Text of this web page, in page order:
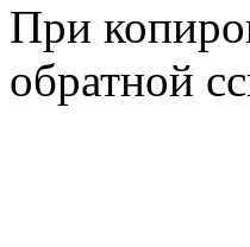
При
обратной